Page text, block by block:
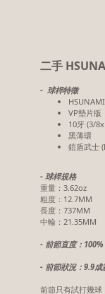
二手
- 球桿特徵
VP墊片版
10牙 (3/
黑薄環
鎧盾武士
- 球桿規格
重量：3.62oz
粗度：12.7MM
長度：737MM
中輪：21.35MM
- 前節直度：100%
- 前節狀況：9.9成
前節只有試打幾球